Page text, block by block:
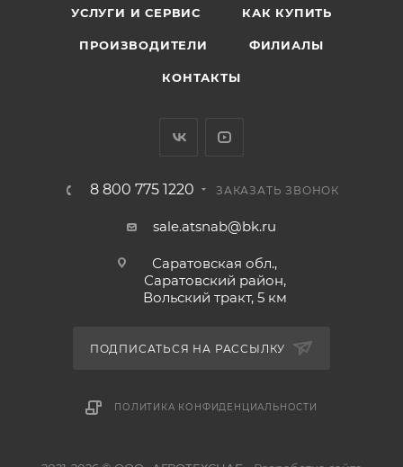
УСЛУГИ И СЕРВИС КАК КУПИТЬ
ПРОИЗВОДИТЕЛИ ФИЛИАЛЫ
КОНТАКТЫ
8 800 775 1220 ЗАКАЗАТЬ ЗВОНОК
sale.atsnab@bk.ru
Саратовская обл.,
Саратовский район,
Вольский тракт, 5 км
ПОДПИСАТЬСЯ НА РАССЫЛКУ
ПОЛИТИКА КОНФИДЕНЦИАЛЬНОСТИ